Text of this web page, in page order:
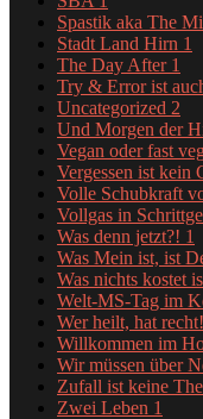
Spastik aka The
Stadt Land Hirn 1
The Day After 1
Try & Error ist
Uncategorized 2
Und Morgen der
Vegan oder fast
Vergessen ist kein
Volle Schubkraft
Vollgas in
Was denn jetzt?! 1
Was Mein ist, ist
Was nichts kostet
Welt-MS-Tag im
Wer heilt, hat
Willkommen im
Wir müssen über
Zufall ist keine
Zwei Leben 1